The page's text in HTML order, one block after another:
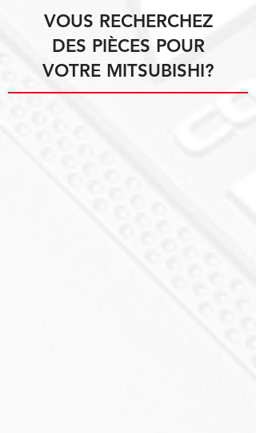
VOUS RECHERCHEZ
DES PIÈCES POUR
VOTRE MITSUBISHI?